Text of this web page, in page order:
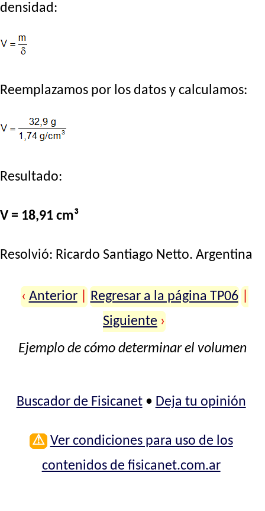
densidad:
Reemplazamos por los datos y calculamos:
Resultado:
V = 18,91 cm³
Resolvió: Ricardo Santiago Netto. Argentina
‹ Anterior Regresar a la página TP06
Siguiente ›
Ejemplo de cómo determinar el volumen
Buscador de Fisicanet• Deja tu opinión
⚠ Ver condiciones para uso de los
contenidos de fisicanet.com.ar